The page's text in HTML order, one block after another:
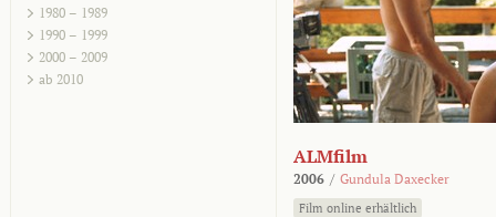
1980 – 1989
1990 – 1999
2000 – 2009
ab 2010
ALMfilm
2006 / Gundula Daxecker
Film online erhältlich